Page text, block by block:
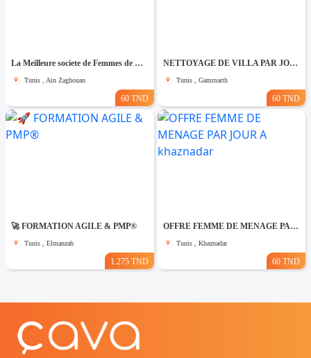
La Meilleure societe de Femmes de Ménage A Ain zaghouane
Tunis , Ain Zaghouan
60 TND
NETTOYAGE DE VILLA PAR JOUR A Gammarth
Tunis , Gammarth
60 TND
🚀 FORMATION AGILE & PMP®
Tunis , Elmanzah
1.275 TND
OFFRE FEMME DE MENAGE PAR JOUR A khaznadar
Tunis , Khaznadar
60 TND